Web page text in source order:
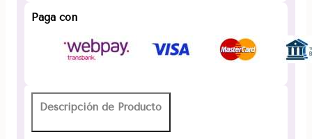
Premierhouz
cantidad
Paga con
Descripción de Producto